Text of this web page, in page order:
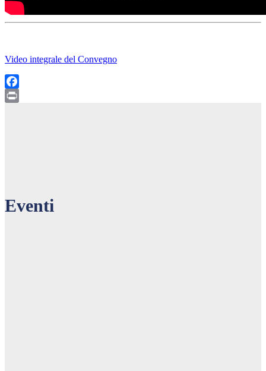
Video integrale del Convegno
Facebook
Eventi